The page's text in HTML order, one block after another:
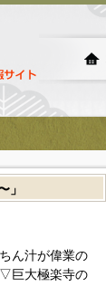
」
ん汁が偉業の
巨大極楽寺の